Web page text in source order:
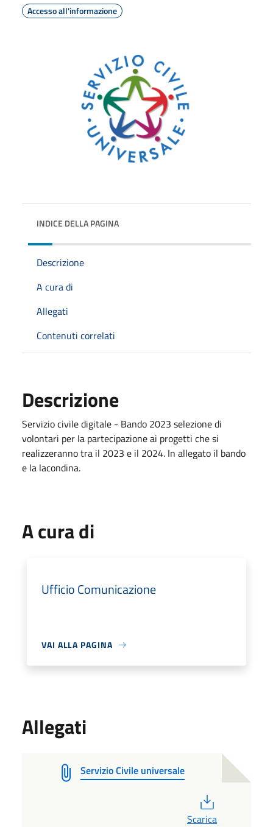
Accesso all'informazione
INDICE DELLA PAGINA
Descrizione
A cura di
Allegati
Contenuti correlati
Descrizione
Servizio civile digitale - Bando 2023 selezione di
volontari per la partecipazione ai progetti che si
realizzeranno tra il 2023 e il 2024. In allegato il bando
e la lacondina.
A cura di
Ufficio Comunicazione
VAI ALLA PAGINA
Allegati
Servizio Civile universale
Scarica